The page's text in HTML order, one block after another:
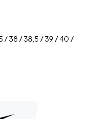
ja sitä voidaan
/ 38 / 38,5 / 39 / 40 /